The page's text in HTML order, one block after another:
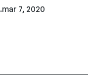
.mar 7, 2020